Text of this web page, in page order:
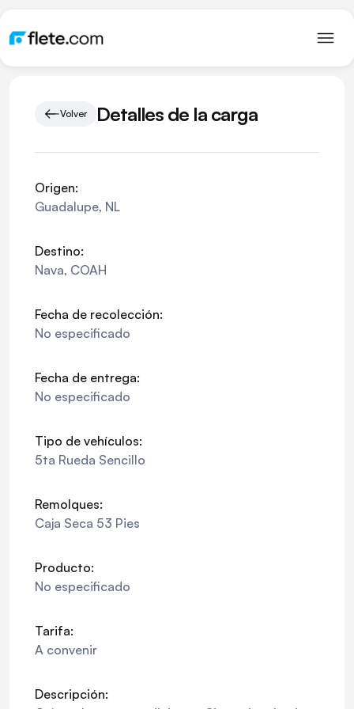
Volver Detalles de la carga
Origen:
Guadalupe, NL
Destino:
Nava, COAH
Fecha de recolección:
No especificado
Fecha de entrega:
No especificado
Tipo de vehículos:
5ta Rueda Sencillo
Remolques:
Caja Seca 53 Pies
Producto:
No especificado
Tarifa:
A convenir
Descripción: